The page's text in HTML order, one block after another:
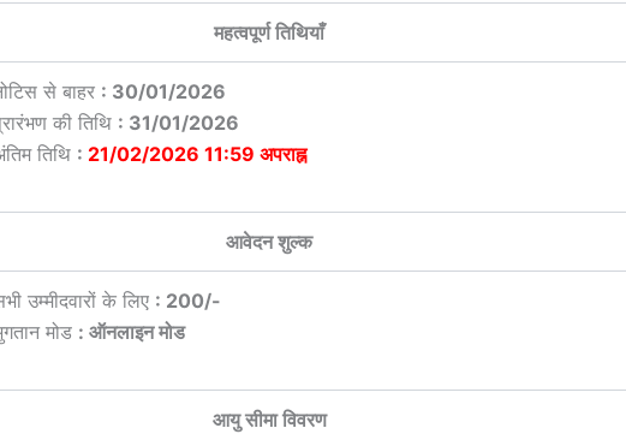
महत्वपूर्ण तिथियाँ
से बाहर : 30/01/2026
की तिथि : 31/01/2026
तिथि : 21/02/2026 11:59 अपराह्न
आवेदन शुल्क
उम्मीदवारों के लिए : 200/-
मोड : ऑनलाइन मोड
आयु सीमा विवरण